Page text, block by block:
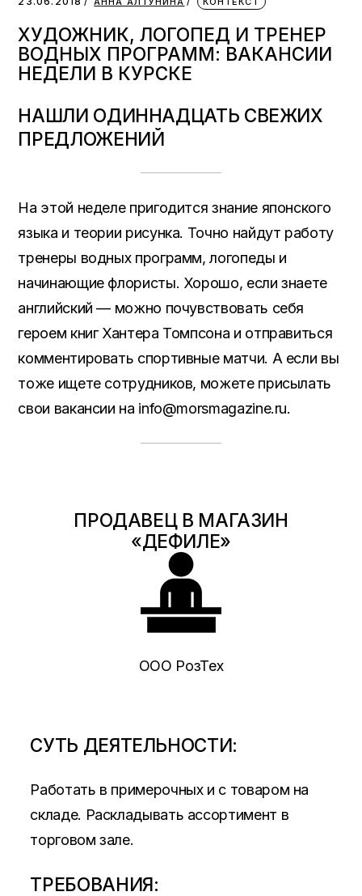
ХУДОЖНИК, ЛОГОПЕД И ТРЕНЕР
ВОДНЫХ ПРОГРАММ: ВАКАНСИИ
НЕДЕЛИ В КУРСКЕ
НАШЛИ ОДИННАДЦАТЬ СВЕЖИХ
ПРЕДЛОЖЕНИЙ
На этой неделе пригодится знание японского
языка и теории рисунка. Точно найдут работу
тренеры водных программ, логопеды и
начинающие флористы. Хорошо, если знаете
английский — можно почувствовать себя
героем книг Хантера Томпсона и отправиться
комментировать спортивные матчи. А если вы
тоже ищете сотрудников, можете присылать
свои вакансии на info@morsmagazine.ru.
ПРОДАВЕЦ В МАГАЗИН
«ДЕФИЛЕ»
ООО РозТех
СУТЬ ДЕЯТЕЛЬНОСТИ:
Работать в примерочных и с товаром на
складе. Раскладывать ассортимент в
торговом зале.
ТРЕБОВАНИЯ: